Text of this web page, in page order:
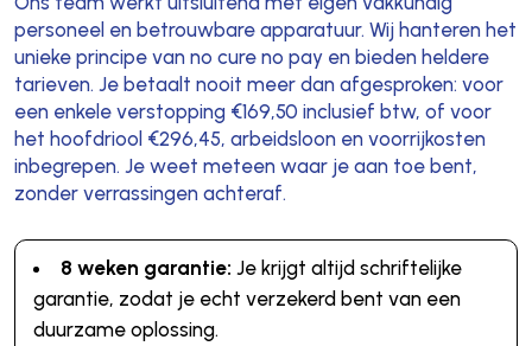
personeel en betrouwbare apparatuur. Wij hanteren het
unieke principe van no cure no pay en bieden heldere
tarieven. Je betaalt nooit meer dan afgesproken: voor
een enkele verstopping €169,50 inclusief btw, of voor
het hoofdriool €296,45, arbeidsloon en voorrijkosten
inbegrepen. Je weet meteen waar je aan toe bent,
zonder verrassingen achteraf.
8 weken garantie: Je krijgt altijd schriftelijke
garantie, zodat je echt verzekerd bent van een
duurzame oplossing.